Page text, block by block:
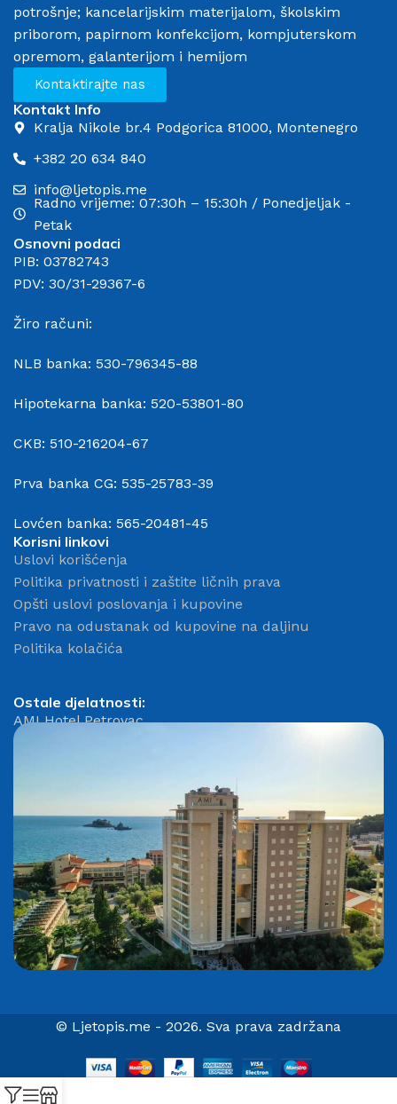
potrošnje; kancelarijskim materijalom, školskim
priborom, papirnom konfekcijom, kompjuterskom
opremom, galanterijom i hemijom
Kontaktirajte nas
Kontakt Info
Kralja Nikole br.4 Podgorica 81000, Montenegro
+382 20 634 840
info@ljetopis.me
Radno vrijeme: 07:30h – 15:30h / Ponedjeljak -
Petak
Osnovni podaci
PIB: 03782743
PDV: 30/31-29367-6
Žiro računi:
NLB banka: 530-796345-88
Hipotekarna banka: 520-53801-80
CKB: 510-216204-67
Prva banka CG: 535-25783-39
Lovćen banka: 565-20481-45
Korisni linkovi
Uslovi korišćenja
Politika privatnosti i zaštite ličnih prava
Opšti uslovi poslovanja i kupovine
Pravo na odustanak od kupovine na daljinu
Politika kolačića
Ostale djelatnosti:
AMI Hotel Petrovac
© Ljetopis.me - 2026. Sva prava zadržana